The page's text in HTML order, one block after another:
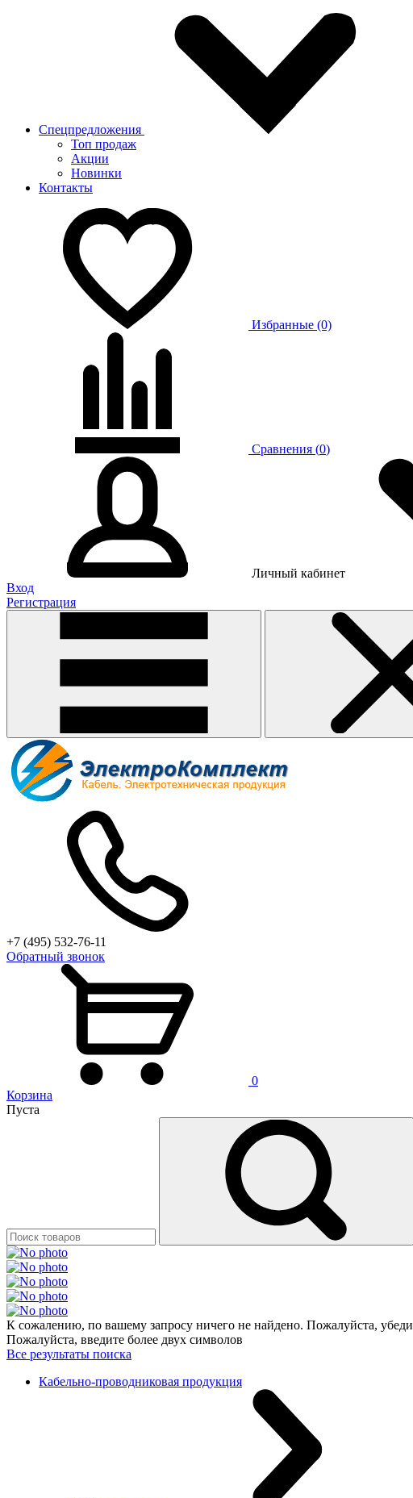
Спецпредложения
Топ продаж
Акции
Новинки
Контакты
Избранные (0)
Сравнения (0)
Личный кабинет
Вход
Регистрация
+7 (495) 532-76-11
Обратный звонок
0
Корзина
Пуста
К сожалению, по вашему запросу ничего не найдено. Пожалуйста,
Пожалуйста, введите более двух символов
Все результаты поиска
Кабельно-проводниковая продукция